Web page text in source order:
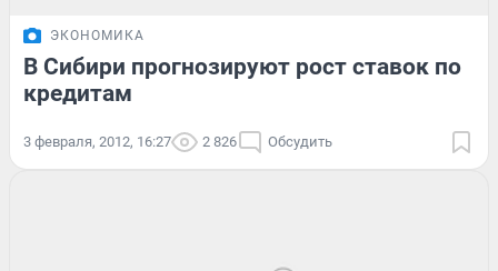
ЭКОНОМИКА
В Сибири прогнозируют рост ставок по
кредитам
3 февраля, 2012, 16:27 2 826 Обсудить